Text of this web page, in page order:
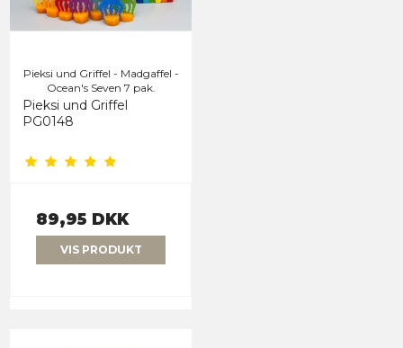
Pieksi und Griffel - Madgaffel -
Ocean's Seven 7 pak.
Pieksi und Griffel
PG0148
89,95 DKK
VIS PRODUKT